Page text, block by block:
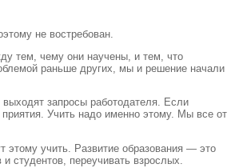
не востребован.
тем, чему они научены, и тем, что
раньше других, мы и решение начали
запросы работодателя. Если
приятия. Учить надо именно этому. Мы все от
учить. Развитие образования — это
студентов, переучивать взрослых.